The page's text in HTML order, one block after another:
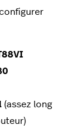
(assez long